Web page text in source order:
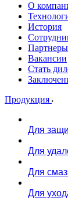
О
История
Партнеры
Вакансии
Стать
Продукция
Для
Для
Для
Для